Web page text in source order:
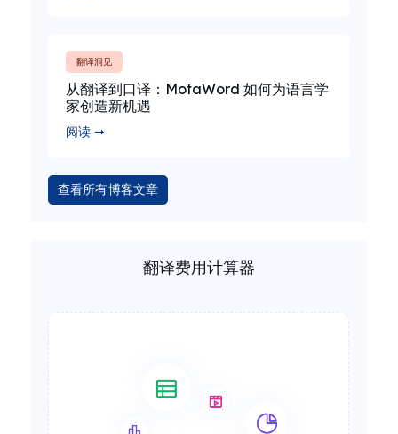
翻译洞见
从翻译到口译：MotaWord 如何为语言学
家创造新机遇
阅读 ➞
查看所有博客文章
翻译费用计算器